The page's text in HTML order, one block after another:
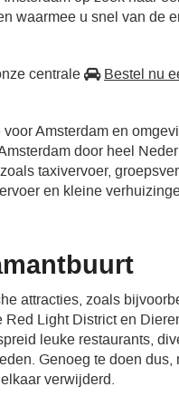
waarmee u snel van de
centrale
Bestel nu
Amsterdam en
door heel
taxivervoer,
en kleine
attracties, zoals
Light District en
leuke restaurants,
Genoeg te doen dus,
verwijderd.